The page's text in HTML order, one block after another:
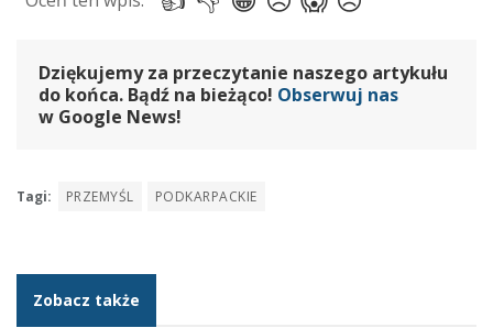
Dziękujemy za przeczytanie naszego artykułu
do końca. Bądź na bieżąco! Obserwuj nas
w Google News!
Tagi: PRZEMYŚL PODKARPACKIE
Zobacz także